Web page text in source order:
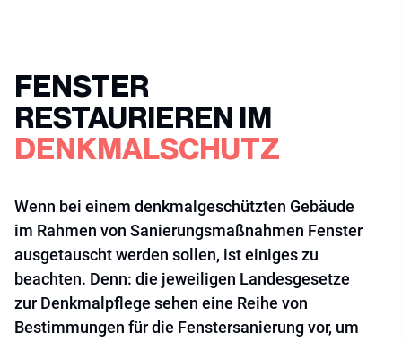
FENSTER
RESTAURIEREN IM
DENKMALSCHUTZ
Wenn bei einem denkmalgeschützten Gebäude
im Rahmen von Sanierungsmaßnahmen Fenster
ausgetauscht werden sollen, ist einiges zu
beachten. Denn: die jeweiligen Landesgesetze
zur Denkmalpflege sehen eine Reihe von
Bestimmungen für die Fenstersanierung vor, um